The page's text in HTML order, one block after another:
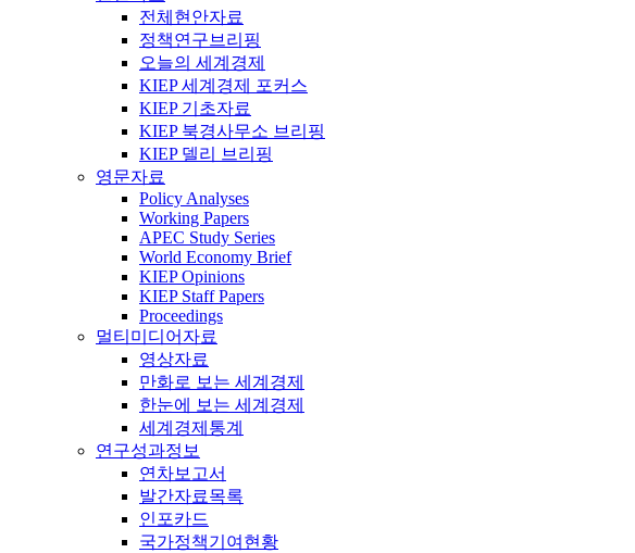
전체현안자료
정책연구브리핑
오늘의 세계경제
KIEP 세계경제 포커스
KIEP 기초자료
KIEP 북경사무소 브리핑
KIEP 델리 브리핑
영문자료
Policy Analyses
Working Papers
APEC Study Series
World Economy Brief
KIEP Opinions
KIEP Staff Papers
Proceedings
멀티미디어자료
영상자료
만화로 보는 세계경제
한눈에 보는 세계경제
세계경제통계
연구성과정보
연차보고서
발간자료목록
인포카드
국가정책기여현황